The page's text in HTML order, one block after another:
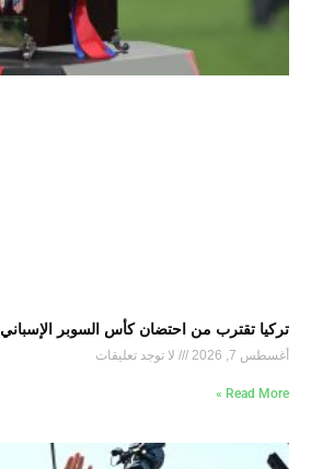
تركيا تقترب من احتضان كأس السوبر الإسباني 2027
أغسطس 7, 2026 لا توجد تعليقات
Read More »